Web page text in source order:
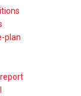
plan